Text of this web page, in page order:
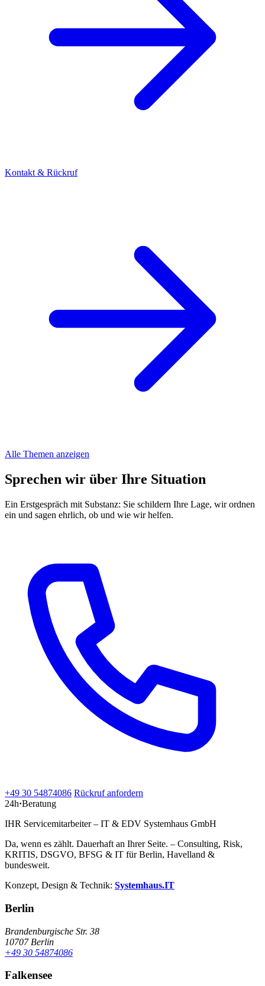
Kontakt & Rückruf
Alle Themen anzeigen
Sprechen wir über Ihre Situation
Ein Erstgespräch mit Substanz: Sie schildern Ihre Lage, wir ordnen
ein und sagen ehrlich, ob und wie wir helfen.
+49 30 54874086 Rückruf anfordern
24h·Beratung
IHR Servicemitarbeiter – IT & EDV Systemhaus GmbH
Da, wenn es zählt. Dauerhaft an Ihrer Seite. – Consulting, Risk,
KRITIS, DSGVO, BFSG & IT für Berlin, Havelland &
bundesweit.
Konzept, Design & Technik: Systemhaus.IT
Berlin
Brandenburgische Str. 38
10707 Berlin
+49 30 54874086
Falkensee